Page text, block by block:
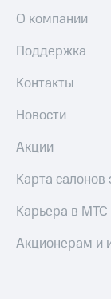
О компании
Поддержка
Контакты
Новости
Акции
Карта
Карьера в МТС
Акционерам и